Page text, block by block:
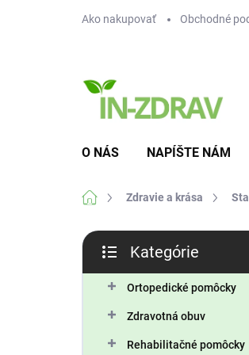
Ako nakupovať Obchodné
O NÁS NAPÍŠTE NÁM
DomovZdravie a krása
B
č
kategórie
Kategórie
Ortopedické pomôcky
Zdravotná obuv
Rehabilitačné pomôcky